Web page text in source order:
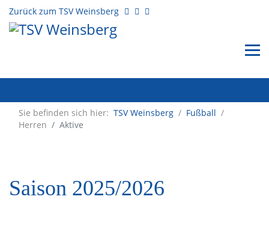
Zurück zum TSV Weinsberg
Sie befinden sich hier: TSV Weinsberg / Fußball /
Herren
Aktive
Saison 2025/2026